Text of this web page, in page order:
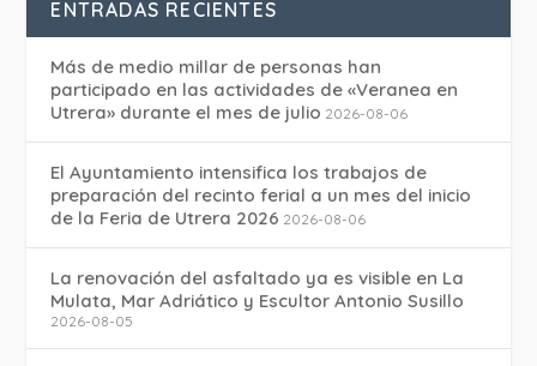
ENTRADAS RECIENTES
Más de medio millar de personas han
participado en las actividades de «Veranea en
Utrera» durante el mes de julio 2026-08-06
El Ayuntamiento intensifica los trabajos de
preparación del recinto ferial a un mes del inicio
de la Feria de Utrera 2026 2026-08-06
La renovación del asfaltado ya es visible en La
Mulata, Mar Adriático y Escultor Antonio Susillo
2026-08-05